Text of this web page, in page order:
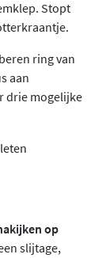
Stopt
ring van
aan
drie mogelijke
op
slijtage,